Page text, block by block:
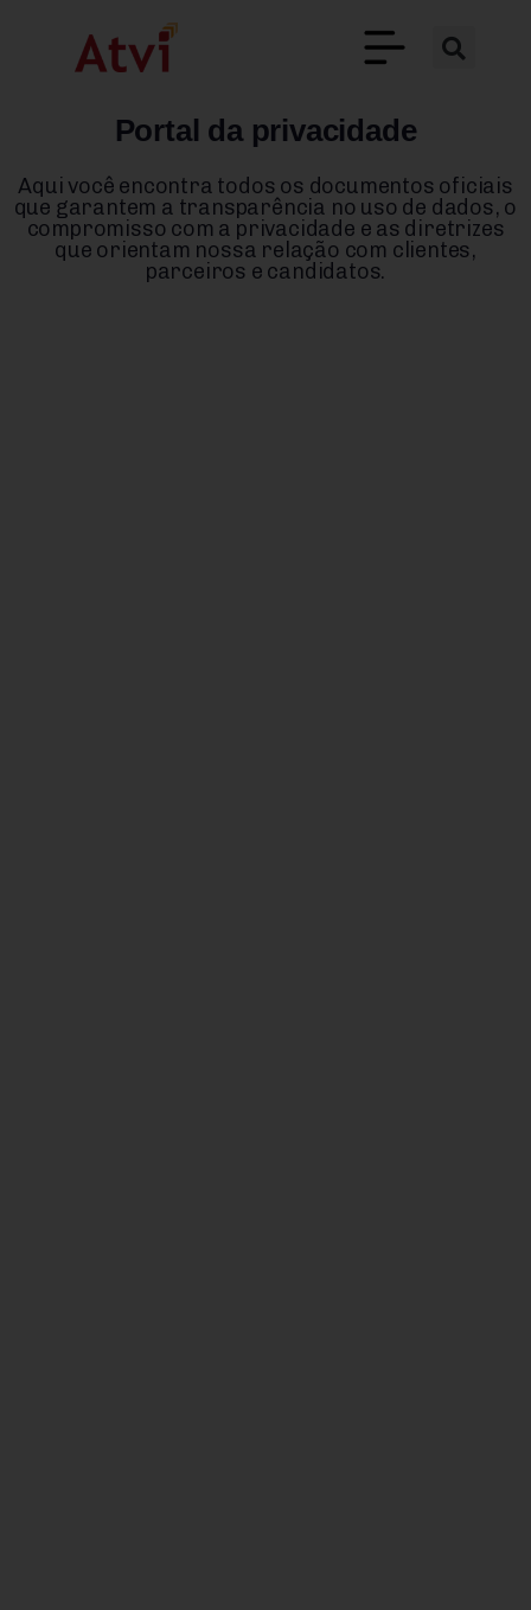
Portal da privacidade
Aqui você encontra todos os documentos oficiais
que garantem a transparência no uso de dados, o
compromisso com a privacidade e as diretrizes
que orientam nossa relação com clientes,
parceiros e candidatos.